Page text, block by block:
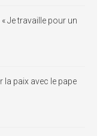
Je travaille pour un
la paix avec le pape